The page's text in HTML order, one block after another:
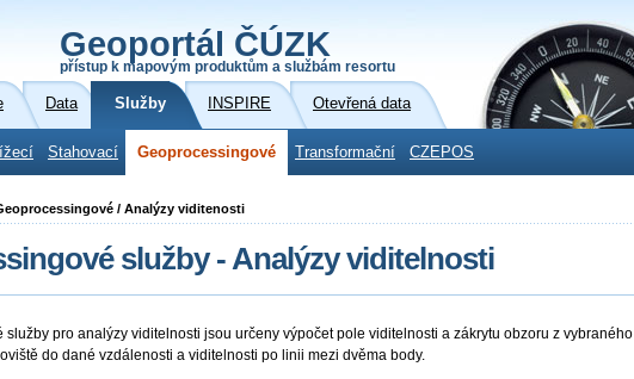
Geoportál ČÚZK
přístup k mapovým produktům a službám resortu
Data Služby INSPIRE Otevřená data
Stahovací Geoprocessingové Transformační CZEPOS
/ Analýzy viditenosti
služby - Analýzy viditelnosti
služby pro analýzy viditelnosti jsou určeny výpočet pole viditelnosti a zákrytu obzoru z vybraného
do dané vzdálenosti a viditelnosti po linii mezi dvěma body.